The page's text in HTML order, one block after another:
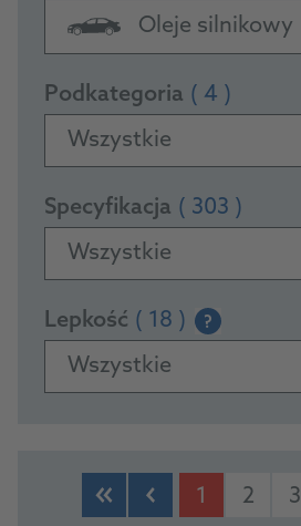
Oleje silnikowy
Podkategoria ( 4 )
Wszystkie
Specyfikacja ( 303 )
Wszystkie
Lepkość ( 18 ) ?
Wszystkie
PRODUCTS
1 2 3